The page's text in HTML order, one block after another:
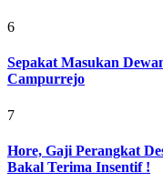
6
Sepakat Masukan
Campurrejo
7
Hore, Gaji Perangkat
Bakal Terima Insentif !